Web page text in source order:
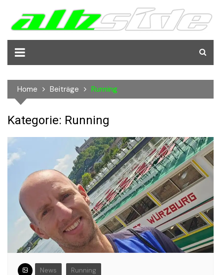
content
Home Beiträge Running
Kategorie: Running
News Running